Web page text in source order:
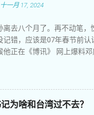
活在世上 你遗留的心愿多少
聚集广场绝食请愿希望感动
舞标语矗立女神放飞梦想 你
魂撑起了古老民族的脊梁 暴
蜜腹剑舞刀弄枪 机枪和坦
义和人类最后一丝希望 他
不让说话捂住我们的口腔 他
十一月 17, 2024
离去八个月了。再不动笔，
记错，应该是07年春节前认
他正在《博讯》 网上爆料邓
焚案当年轰动一时，事主
，心中难免不平，所以就想
迁黑幕，求得舆论关注，以
为啥和台湾过不去？